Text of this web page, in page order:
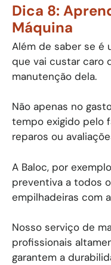
Dica 8:
Máquina
Além de saber se é
que vai custar caro
manutenção dela.
Não apenas no
tempo exigido pelo
reparos ou
A Baloc, por
preventiva a todos
empilhadeiras com
Nosso serviço de
profissionais
garantem a